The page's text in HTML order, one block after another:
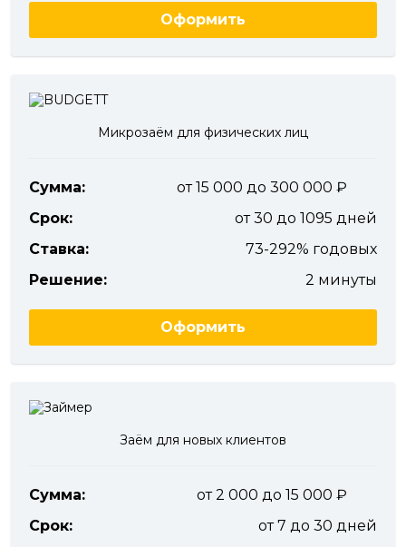
Оформить
Микрозаём для физических лиц
Сумма:
от 15 000 до 300 000
Срок:
от 30 до 1095 дней
Ставка:
73-292% годовых
Решение:
2 минуты
Оформить
Заём для новых клиентов
Сумма:
от 2 000 до 15 000
Срок:
от 7 до 30 дней